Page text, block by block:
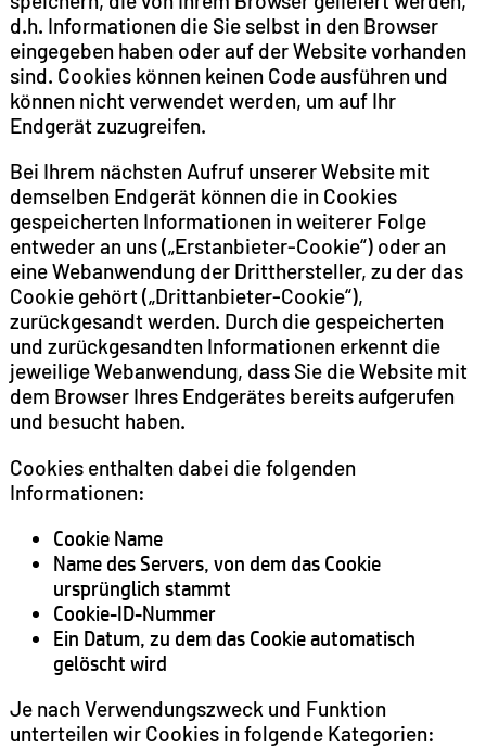
d.h. Informationen die Sie selbst in den Browser
eingegeben haben oder auf der Website vorhanden
sind. Cookies können keinen Code ausführen und
können nicht verwendet werden, um auf Ihr
Endgerät zuzugreifen.
Bei Ihrem nächsten Aufruf unserer Website mit
demselben Endgerät können die in Cookies
gespeicherten Informationen in weiterer Folge
entweder an uns („Erstanbieter-Cookie“) oder an
eine Webanwendung der Dritthersteller, zu der das
Cookie gehört („Drittanbieter-Cookie“),
zurückgesandt werden. Durch die gespeicherten
und zurückgesandten Informationen erkennt die
jeweilige Webanwendung, dass Sie die Website mit
dem Browser Ihres Endgerätes bereits aufgerufen
und besucht haben.
Cookies enthalten dabei die folgenden
Informationen:
Cookie Name
Name des Servers, von dem das Cookie
ursprünglich stammt
Cookie-ID-Nummer
Ein Datum, zu dem das Cookie automatisch
gelöscht wird
Je nach Verwendungszweck und Funktion
unterteilen wir Cookies in folgende Kategorien: